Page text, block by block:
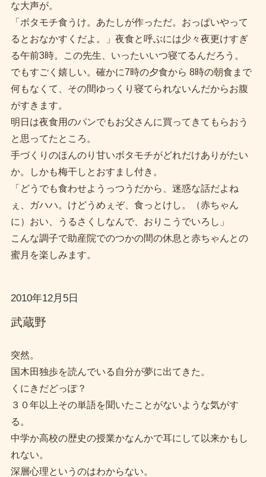
な大声が。
「ボタモチ食うけ。あたしが作っただ。おっぱいやって
るとおなかすくだよ。」夜食と呼ぶには少々夜更けすぎ
る午前3時。この先生、いったいいつ寝てるんだろう。
でもすごく嬉しい。確かに7時の夕食から 8時の朝食まで
何もなくて、その間ゆっくり寝てられないんだからお腹
がすきます。
明日は夜食用のパンでもお父さんに買ってきてもらおう
と思ってたところ。
手づくりのほんのり甘いボタモチがどれだけありがたい
か。しかも梅干しとおすまし付き。
「どうでも食わせようっつうだから、迷惑な話だよね
ぇ、ガハハ。けどうめぇぞ、食っとけし。（赤ちゃん
に）おい、うるさくしなんで、おりこうでいろし」
こんな調子で助産院でのつかの間の休息と赤ちゃんとの
蜜月を楽しみます。
2010年12月5日
武蔵野
突然。
国木田独歩を読んでいる自分が夢に出てきた。
くにきだどっぽ？
３０年以上その単語を聞いたことがないような気がす
る。
中学か高校の歴史の授業かなんかで耳にして以来かもし
れない。
深層心理というのはわからない。